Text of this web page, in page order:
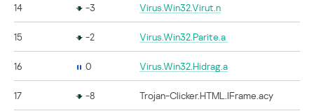
14 -3 Virus.Win32.Virut.n
15 -2 Virus.Win32.Parite.a
16 0 Virus.Win32.Hidrag.a
17 -8 Trojan-Clicker.HTML.IFrame.acy